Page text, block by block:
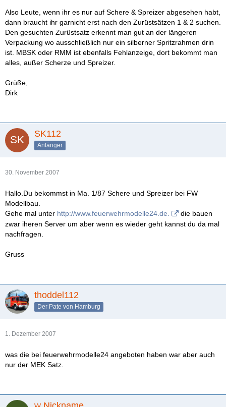
Also Leute, wenn ihr es nur auf Schere & Spreizer abgesehen habt,
dann braucht ihr garnicht erst nach den Zurüstsätzen 1 & 2 suchen.
Den gesuchten Zurüstsatz erkennt man gut an der längeren
Verpackung wo ausschließlich nur ein silberner Spritzrahmen drin
ist. MBSK oder RMM ist ebenfalls Fehlanzeige, dort bekommt man
alles, außer Scherze und Spreizer.
Grüße,
Dirk
SK112
Anfänger
30. November 2007
Hallo.Du bekommst in Ma. 1/87 Schere und Spreizer bei FW
Modellbau.
Gehe mal unter http://www.feuerwehrmodelle24.de.
die bauen
zwar iheren Server um aber wenn es wieder geht kannst du da mal
nachfragen.
Gruss
thoddel112
Der Pate von Hamburg
1. Dezember 2007
was die bei feuerwehrmodelle24 angeboten haben war aber auch
nur der MEK Satz.